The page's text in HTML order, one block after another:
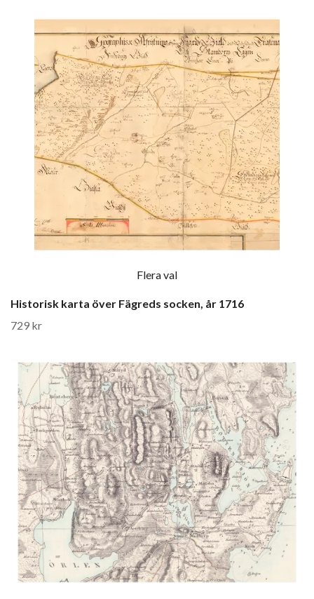
Flera val
Historisk karta över Fägreds socken, år 1716
729 kr